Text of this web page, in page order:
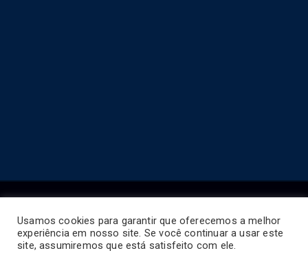
Copyright © 2026 Horário de Ônibus BR
Usamos cookies para garantir que oferecemos a melhor
experiência em nosso site. Se você continuar a usar este
site, assumiremos que está satisfeito com ele.